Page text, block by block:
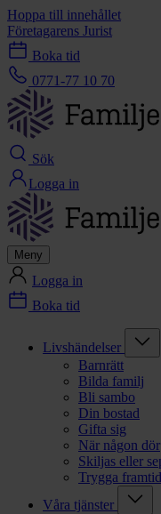
Hoppa till innehållet
Företagarens Jurist
Boka tid
0771-77 10 70
Sök
Logga in
Meny
Logga in
Boka tid
Livshändelser
Barnrätt
Bilda familj
Bli sambo
Din bostad
Gifta sig
När någon dör
Skiljas eller
Trygga
Våra tjänster